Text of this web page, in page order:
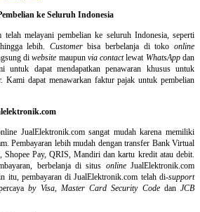
ke Seluruh Indonesia
telah melayani pembelian ke seluruh Indonesia, seperti
lebih. Customerbisa berbelanja di tokoonline
diwebsite maupun via contactlewat WhatsAppdan
untuk dapat mendapatkan penawaran khusus untuk
Kami dapat menawarkan faktur pajak untuk pembelian
JualElektronik.com sangat mudah karena memiliki
Pembayaran lebih mudah dengan transfer Bank Virtual
Pay, QRIS, Mandiri dan kartu kredit atau debit.
berbelanja di situs onlineJualElektronik.com
itu, pembayaran di JualElektronik.com telah di-support
by Visa, Master Card Security Codedan JCB